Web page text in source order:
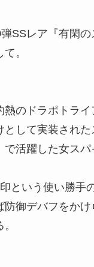
SSレア『有閑
。
熱のドラポトライ
として実装された
で活躍した女スパ
という使い勝手
防御デバフをかけ